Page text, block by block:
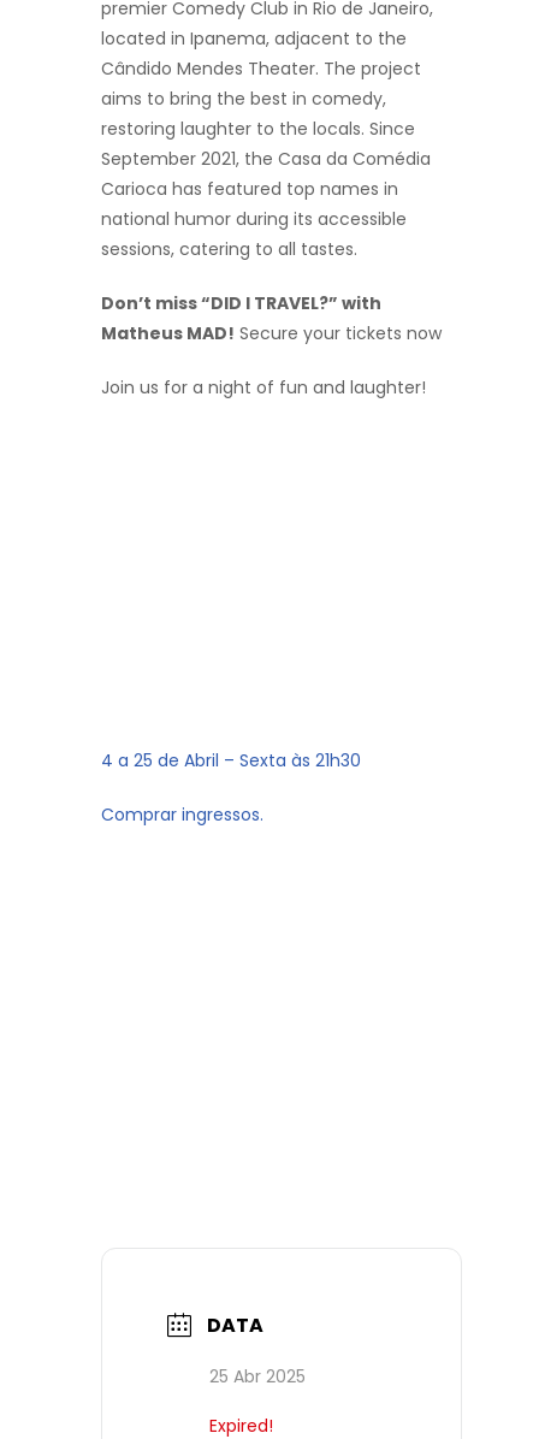
premier Comedy Club in Rio de Janeiro,
located in Ipanema, adjacent to the
Cândido Mendes Theater. The project
aims to bring the best in comedy,
restoring laughter to the locals. Since
September 2021, the Casa da Comédia
Carioca has featured top names in
national humor during its accessible
sessions, catering to all tastes.
Don’t miss “DID I TRAVEL?” with
Matheus MAD! Secure your tickets now
Join us for a night of fun and laughter!
4 a 25 de Abril – Sexta às 21h30
Comprar ingressos.
DATA
25 Abr 2025
Expired!